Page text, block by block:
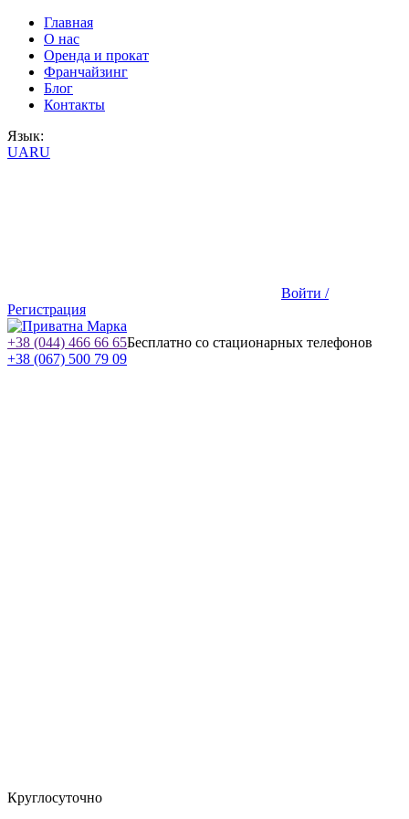
Главная
О нас
Оренда и прокат
Франчайзинг
Блог
Контакты
Язык:
UARU
Войти /
Регистрация
+38 (044) 466 66 65Бесплатно со стационарных телефонов
+38 (067) 500 79 09
Круглосуточно